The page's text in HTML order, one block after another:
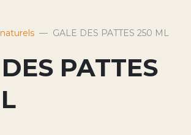
GALE DES PATTES 250 ML
PATTES